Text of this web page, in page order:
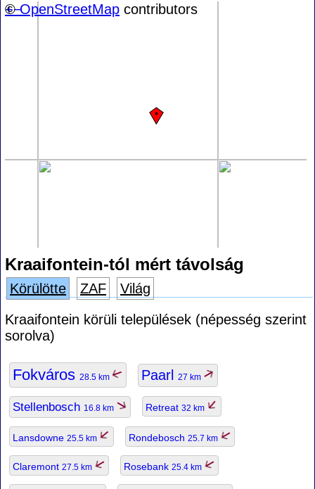
+−
©OpenStreetMap contributors
Kraaifontein-tól mért távolság
Körülötte ZAF
Világ
Kraaifontein körüli települések (népesség szerint
sorolva)
Fokváros 28.5 km Paarl 27 km
Stellenbosch 16.8 km Retreat 32 km
Lansdowne 25.5 km Rondebosch 25.7 km
Claremont 27.5 km Rosebank 25.4 km